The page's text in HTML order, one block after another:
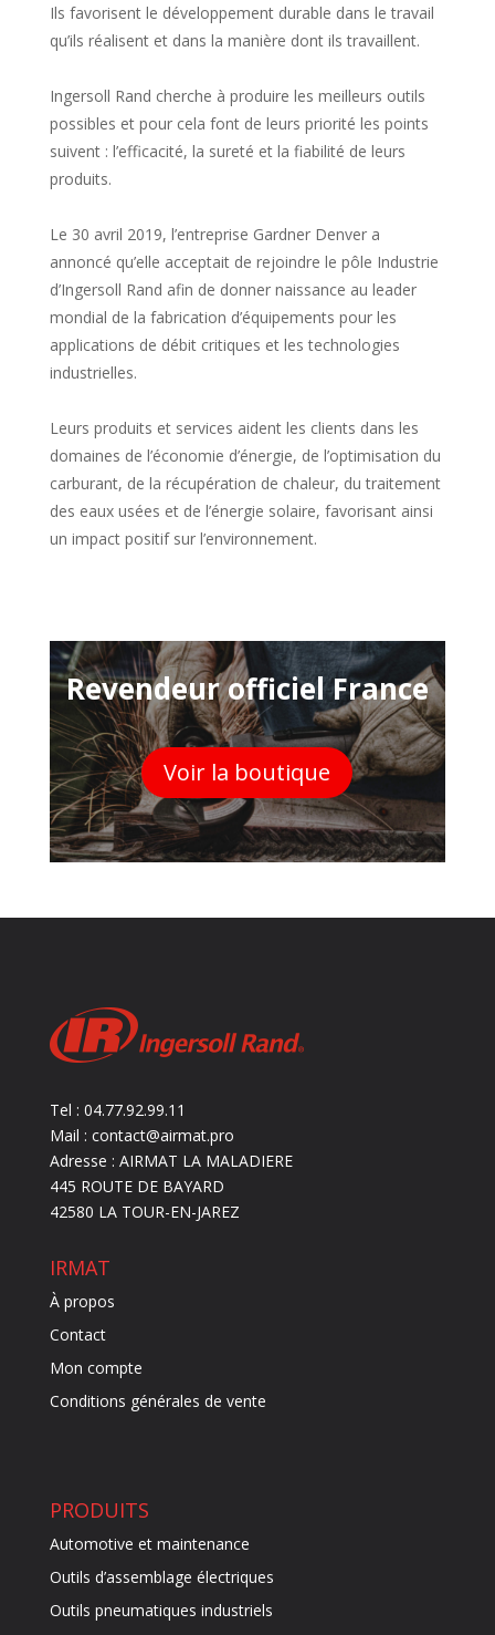
Ils favorisent le développement durable dans le travail
qu’ils réalisent et dans la manière dont ils travaillent.
Ingersoll Rand cherche à produire les meilleurs outils
possibles et pour cela font de leurs priorité les points
suivent : l’efficacité, la sureté et la fiabilité de leurs
produits.
Le 30 avril 2019, l’entreprise Gardner Denver a
annoncé qu’elle acceptait de rejoindre le pôle Industrie
d’Ingersoll Rand afin de donner naissance au leader
mondial de la fabrication d’équipements pour les
applications de débit critiques et les technologies
industrielles.
Leurs produits et services aident les clients dans les
domaines de l’économie d’énergie, de l’optimisation du
carburant, de la récupération de chaleur, du traitement
des eaux usées et de l’énergie solaire, favorisant ainsi
un impact positif sur l’environnement.
Revendeur officiel France
Voir la boutique
Tel : 04.77.92.99.11
Mail : contact@airmat.pro
Adresse : AIRMAT LA MALADIERE
445 ROUTE DE BAYARD
42580 LA TOUR-EN-JAREZ
IRMAT
À propos
Contact
Mon compte
Conditions générales de vente
PRODUITS
Automotive et maintenance
Outils d’assemblage électriques
Outils pneumatiques industriels